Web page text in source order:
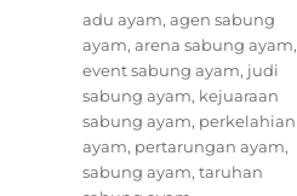
Tags
adu ayam, agen sabung
ayam, arena sabung ayam,
event sabung ayam, judi
sabung ayam, kejuaraan
sabung ayam, perkelahian
ayam, pertarungan ayam,
sabung ayam, taruhan